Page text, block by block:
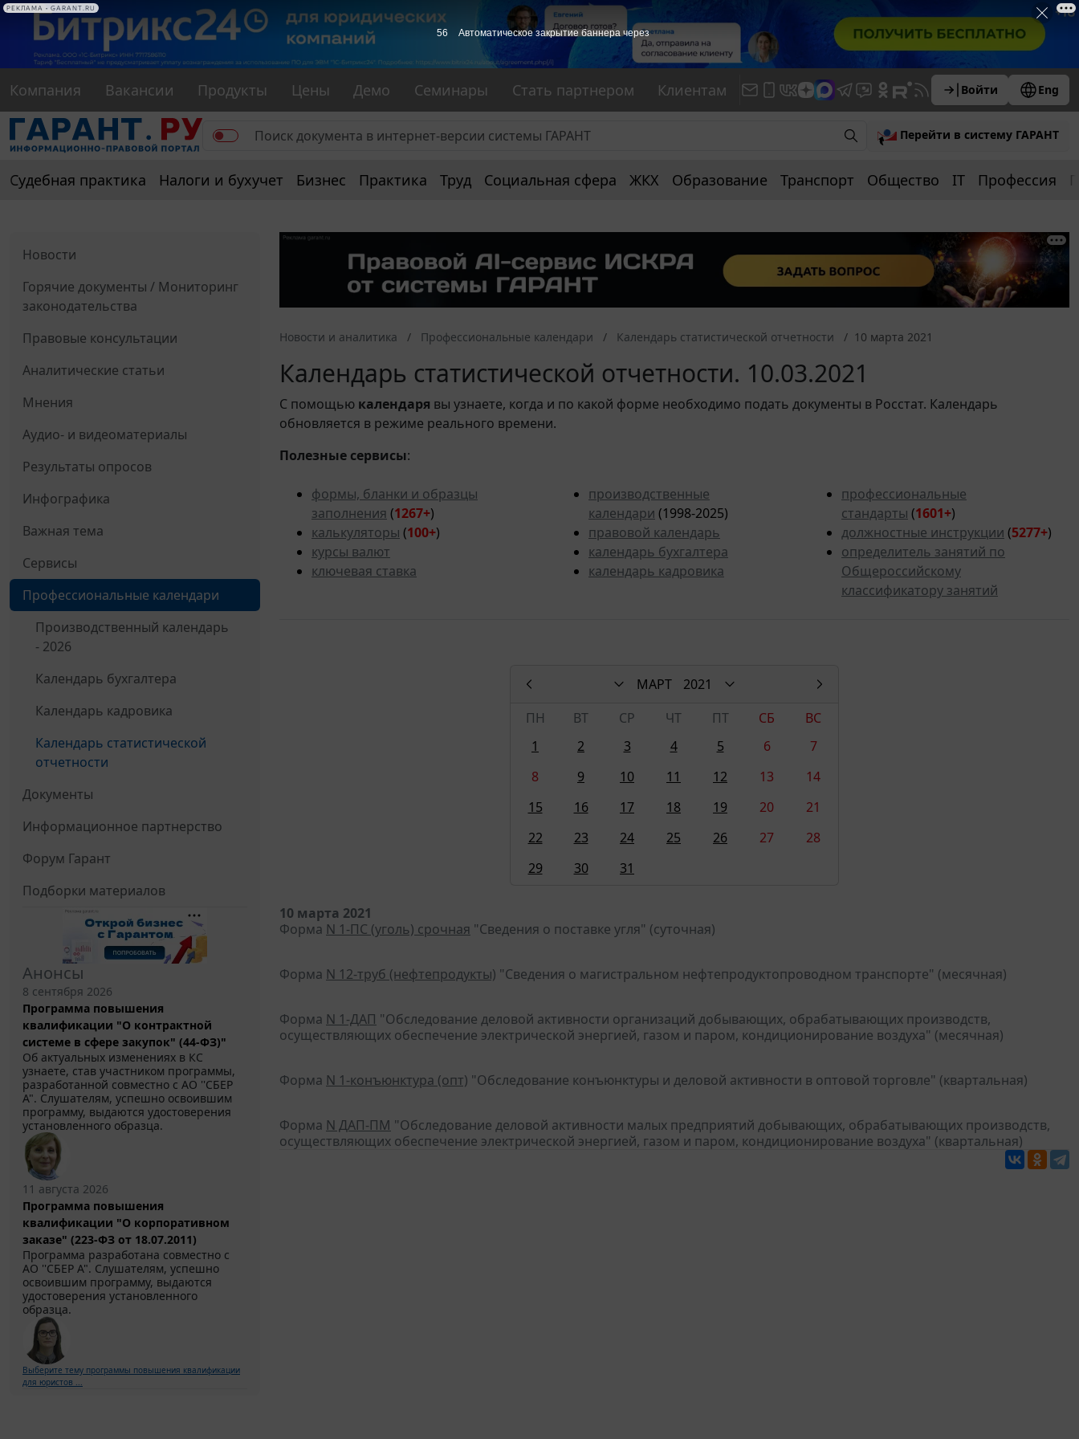
РЕКЛАМА
Компания Вакансии Продукты Цены Демо Семинары Стать партнером Клиентам Войти Eng
Перейти в систему ГАРАНТ
Судебная практика Налоги и бухучет Бизнес Практика Труд Социальная сфера ЖКХ Образование Транспорт Общество IT Профессия
Новости
Горячие документы / Мониторинг
законодательства
Правовые консультации
Аналитические статьи
Мнения
Аудио- и видеоматериалы
Результаты опросов
Инфографика
Важная тема
Сервисы
Профессиональные календари
Производственный календарь
- 2026
Календарь бухгалтера
Календарь кадровика
Календарь статистической
отчетности
Документы
Информационное партнерство
Форум Гарант
Подборки материалов
Анонсы
8 сентября 2026
Программа повышения
квалификации "О контрактной
системе в сфере закупок" (44-ФЗ)"
Об актуальных изменениях в КС
узнаете, став участником программы,
разработанной совместно с АО ''СБЕР
А". Слушателям, успешно освоившим
программу, выдаются удостоверения
установленного образца.
11 августа 2026
Программа повышения
квалификации "О корпоративном
заказе" (223-ФЗ от 18.07.2011)
Программа разработана совместно с
АО ''СБЕР А". Слушателям, успешно
освоившим программу, выдаются
удостоверения установленного
образца.
Выберите тему программы повышения квалификации
для юристов ...
Новости и аналитика Профессиональные календари Календарь статистической отчетности 10 марта 2021
Календарь статистической отчетности. 10.03.2021
С помощью календаря вы узнаете, когда и по какой форме необходимо подать документы в Росстат. Календарь
обновляется в режиме реального времени.
Полезные сервисы:
формы, бланки и образцы
заполнения (1267+)
калькуляторы (100+)
курсы валют
ключевая ставка
производственные
календари (1998-2025)
правовой календарь
календарь бухгалтера
календарь кадровика
профессиональные
стандарты (1601+)
должностные инструкции (5277+)
определитель занятий по
Общероссийскому
классификатору занятий
МАРТ
2021
ПН
ВТ СР ЧТ ПТ СБ
ВС
1
2 3 4 5 6
7
8
9 10 11 12 13
14
15
16 17 18 19 20
21
22
23 24 25 26 27
28
29
30 31
10 марта 2021
Форма N 1-ПС (уголь) срочная "Сведения о поставке угля" (суточная)
Форма N 12-труб (нефтепродукты) "Сведения о магистральном нефтепродуктопроводном транспорте" (месячная)
Форма N 1-ДАП "Обследование деловой активности организаций добывающих, обрабатывающих производств,
осуществляющих обеспечение электрической энергией, газом и паром, кондиционирование воздуха" (месячная)
Форма N 1-конъюнктура (опт) "Обследование конъюнктуры и деловой активности в оптовой торговле" (квартальная)
Форма N ДАП-ПМ "Обследование деловой активности малых предприятий добывающих, обрабатывающих производств,
осуществляющих обеспечение электрической энергией, газом и паром, кондиционирование воздуха" (квартальная)
56 Автоматическое закрытие баннера через
РЕКЛАМА • GARANT.RU